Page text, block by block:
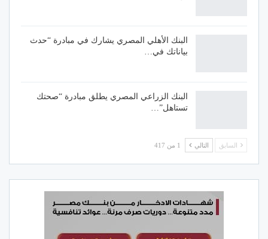
البنك الأهلي المصري يشارك في مبادرة “حدث
بياناتك في…
البنك الزراعي المصري يطلق مبادرة “صحتك
تستاهل”…
السابق التالي 1 من 417